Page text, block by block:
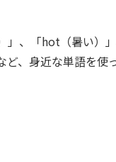
」、「hot（暑い）
ど、身近な単語を使